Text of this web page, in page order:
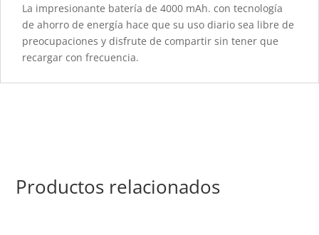
La impresionante batería de 4000 mAh. con tecnología
de ahorro de energía hace que su uso diario sea libre de
preocupaciones y disfrute de compartir sin tener que
recargar con frecuencia.
Productos relacionados